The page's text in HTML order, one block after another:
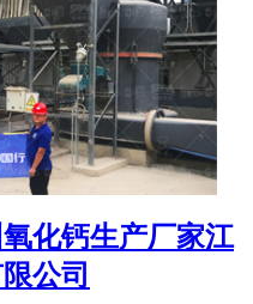
化钙生产厂家江
公司